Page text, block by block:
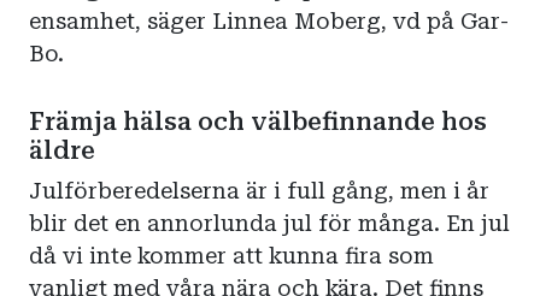
ensamhet, säger Linnea Moberg, vd på Gar-
Bo.
Främja hälsa och välbefinnande hos
äldre
Julförberedelserna är i full gång, men i år
blir det en annorlunda jul för många. En jul
då vi inte kommer att kunna fira som
vanligt med våra nära och kära. Det finns